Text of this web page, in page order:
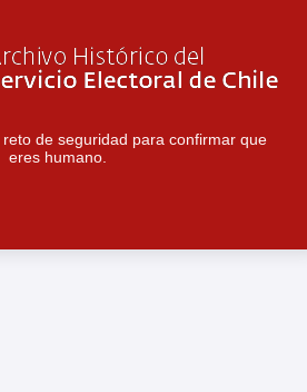
de seguridad para confirmar que
eres humano.